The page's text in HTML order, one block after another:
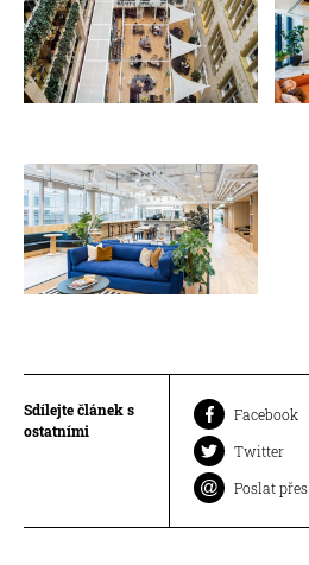
Sdílejte článek s
ostatními
Facebook
Twitter
Poslat